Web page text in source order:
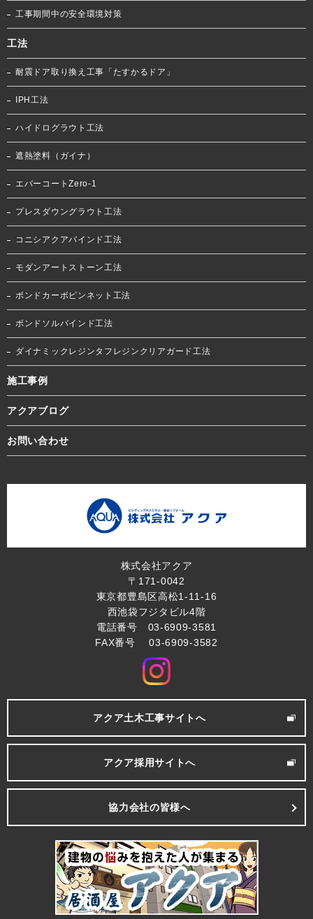
工事期間中の安全環境対策
工法
耐震ドア取り換え工事「たすかるドア」
IPH工法
ハイドログラウト工法
遮熱塗料（ガイナ）
エバーコートZero-1
プレスダウングラウト工法
コニシアクアバインド工法
モダンアートストーン工法
ボンドカーボピンネット工法
ボンドソルバインド工法
ダイナミックレジンタフレジンクリアガード工法
施工事例
アクアブログ
お問い合わせ
株式会社アクア
〒171-0042
東京都豊島区高松1-11-16
西池袋フジタビル4階
電話番号 03-6909-3581
FAX番号 03-6909-3582
アクア土木工事サイトへ
アクア採用サイトへ
協力会社の皆様へ